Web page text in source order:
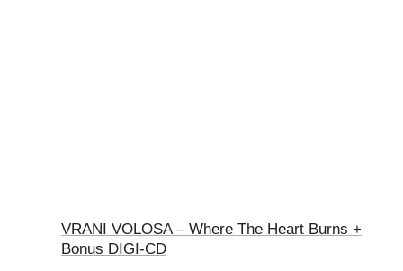
VRANI VOLOSA – Where The Heart Burns +
Bonus DIGI-CD